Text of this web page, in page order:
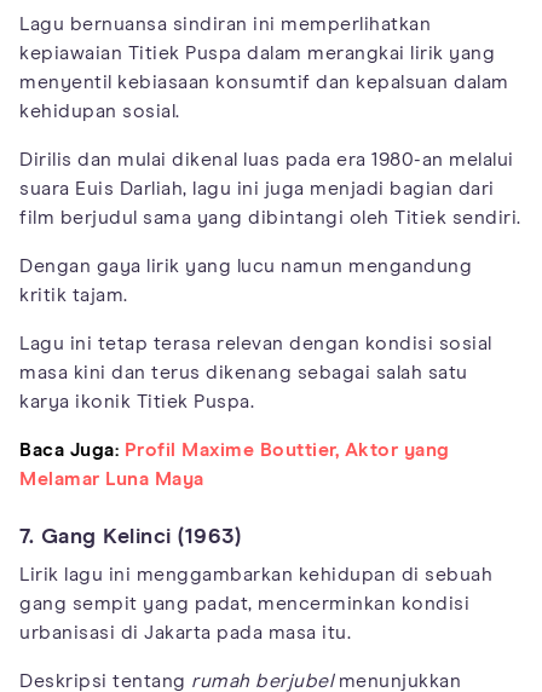
Lagu bernuansa sindiran ini memperlihatkan
kepiawaian Titiek Puspa dalam merangkai lirik yang
menyentil kebiasaan konsumtif dan kepalsuan dalam
kehidupan sosial.
Dirilis dan mulai dikenal luas pada era 1980-an melalui
suara Euis Darliah, lagu ini juga menjadi bagian dari
film berjudul sama yang dibintangi oleh Titiek sendiri.
Dengan gaya lirik yang lucu namun mengandung
kritik tajam.
Lagu ini tetap terasa relevan dengan kondisi sosial
masa kini dan terus dikenang sebagai salah satu
karya ikonik Titiek Puspa.
Baca Juga: Profil Maxime Bouttier, Aktor yang
Melamar Luna Maya
7. Gang Kelinci (1963)
Lirik lagu ini menggambarkan kehidupan di sebuah
gang sempit yang padat, mencerminkan kondisi
urbanisasi di Jakarta pada masa itu.
Deskripsi tentang rumah berjubelmenunjukkan